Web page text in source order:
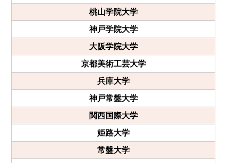
桃山学院大学
神戸学院大学
大阪学院大学
京都美術工芸大学
兵庫大学
神戸常盤大学
関西国際大学
姫路大学
常盤大学